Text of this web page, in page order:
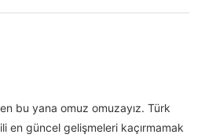
bu yana omuz omuzayız. Türk
en güncel gelişmeleri kaçırmamak